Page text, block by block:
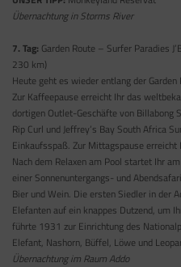
Übernachtung in Storms River
7. Tag: Garden Route – Surfer Paradies
230 km)
Heute geht es wieder entlang der
Zur Kaffeepause erreicht Ihr das
dortigen Outlet-Geschäfte von Billabong
Rip Curl und Jeffrey’s Bay South Africa
Einkaufsspaß. Zur Mittagspause erreicht
Nach dem Relaxen am Pool startet Ihr
einer Sonnenuntergangs- und
Bier und Wein. Die ersten Siedler in der
Elefanten auf ein knappes Dutzend, um
führte 1931 zur Einrichtung des
Elefant, Nashorn, Büffel, Löwe und
Übernachtung im Raum Addo